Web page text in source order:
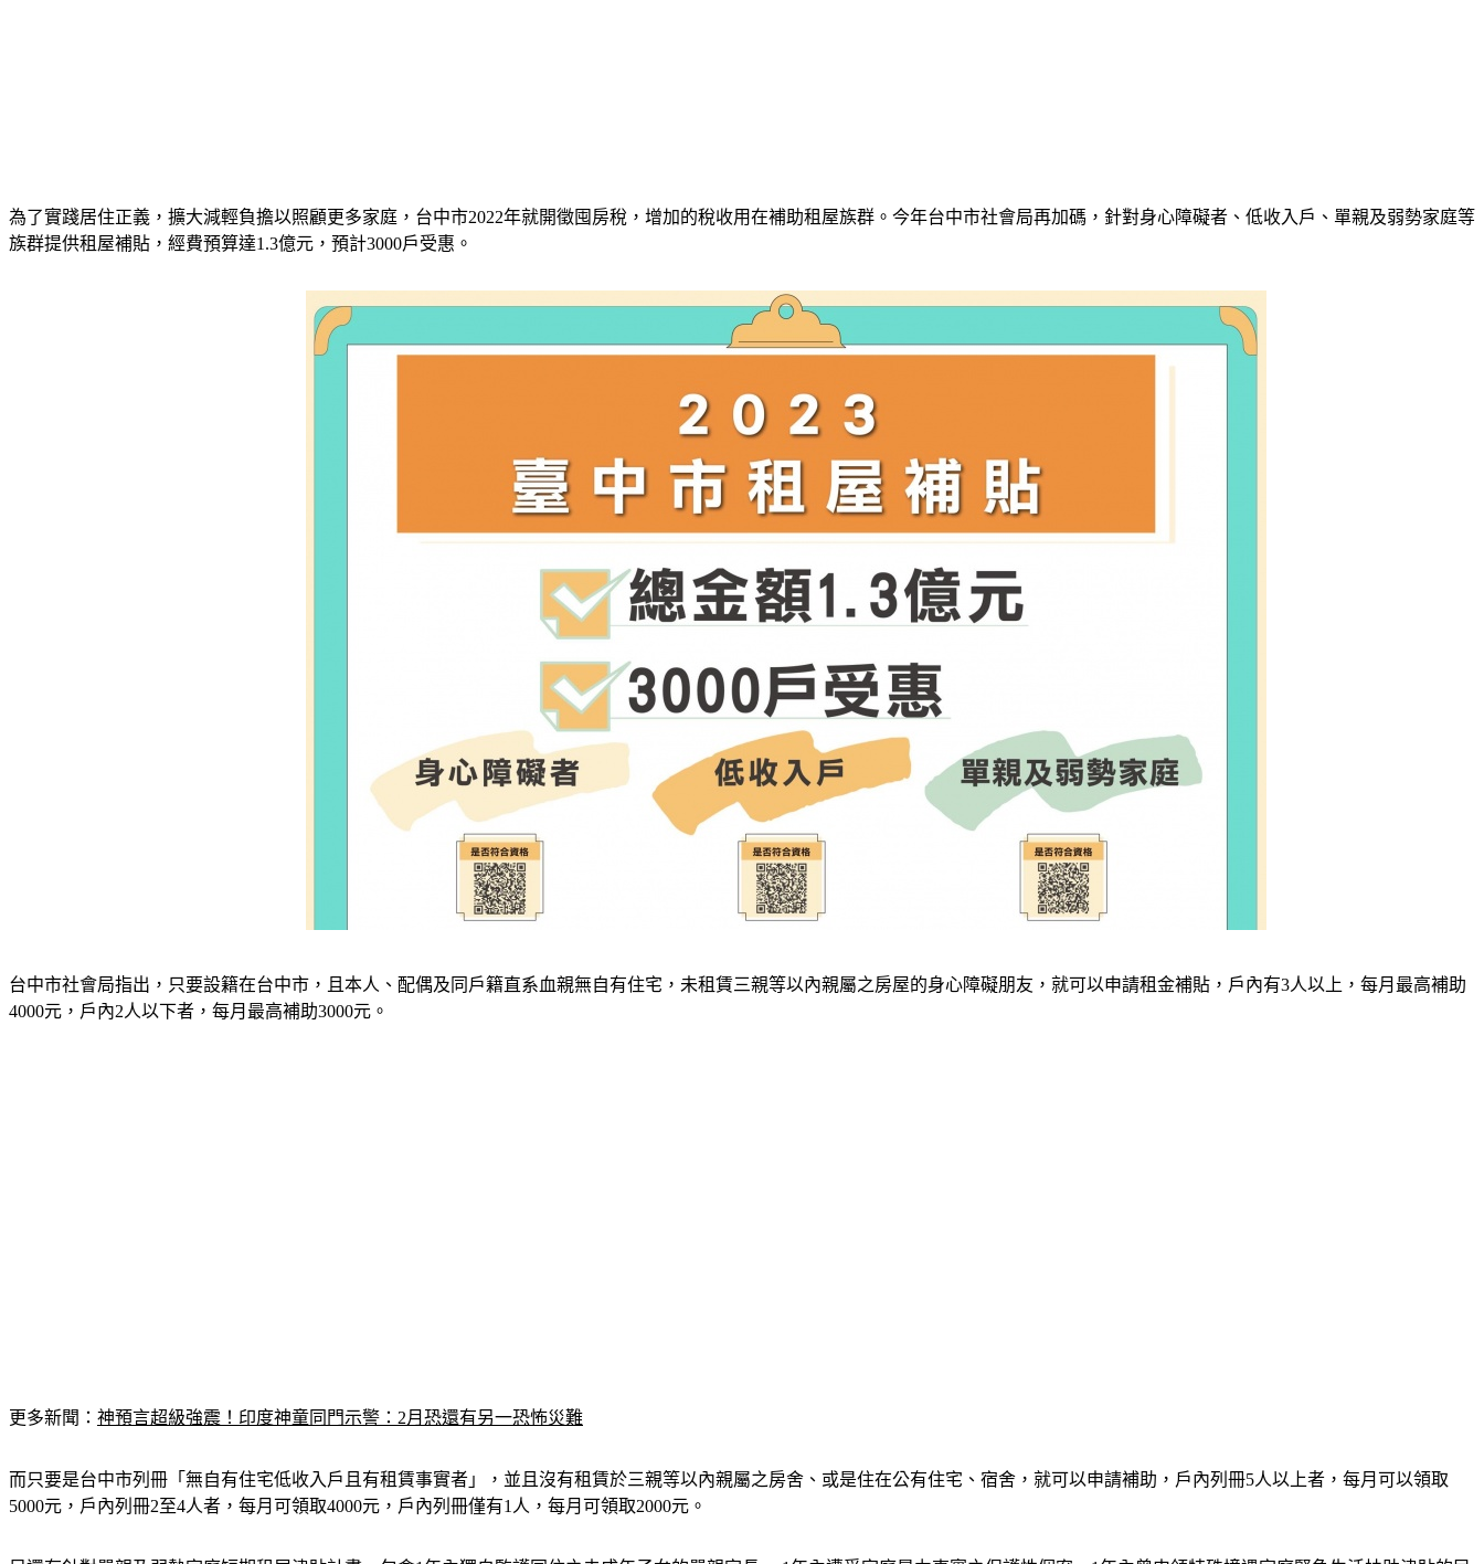
為了實踐居住正義，擴大減輕負擔以照顧更多家庭，台中市2022年就開徵囤房稅，增加的稅收用在補助租屋族群。今年台中市社會局再加碼，針對身心障礙者、低收入戶、單親及弱勢家庭等
族群提供租屋補貼，經費預算達1.3億元，預計3000戶受惠。
台中市社會局指出，只要設籍在台中市，且本人、配偶及同戶籍直系血親無自有住宅，未租賃三親等以內親屬之房屋的身心障礙朋友，就可以申請租金補貼，戶內有3人以上，每月最高補助
4000元，戶內2人以下者，每月最高補助3000元。
更多新聞： 神預言超級強震！印度神童同門示警：2月恐還有另一恐怖災難
而只要是台中市列冊「無自有住宅低收入戶且有租賃事實者」，並且沒有租賃於三親等以內親屬之房舍、或是住在公有住宅、宿舍，就可以申請補助，戶內列冊5人以上者，每月可以領取
5000元，戶內列冊2至4人者，每月可領取4000元，戶內列冊僅有1人，每月可領取2000元。